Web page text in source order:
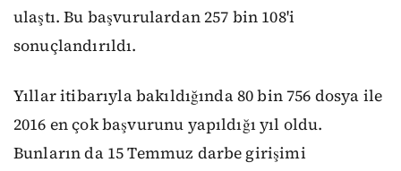
ulaştı. Bu başvurulardan 257 bin 108'i
sonuçlandırıldı.
Yıllar itibarıyla bakıldığında 80 bin 756 dosya ile
2016 en çok başvurunu yapıldığı yıl oldu.
Bunların da 15 Temmuz darbe girişimi